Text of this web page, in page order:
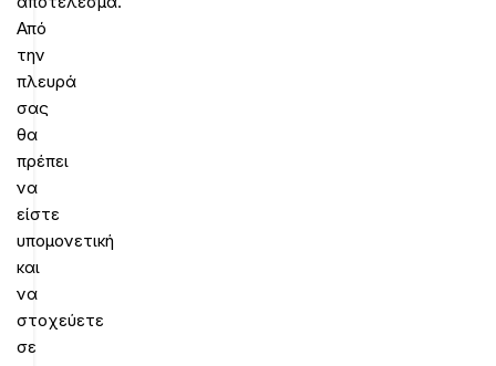
Από
την
πλευρά
σας
θα
πρέπει
να
είστε
υπομονετική
και
να
στοχεύετε
σε